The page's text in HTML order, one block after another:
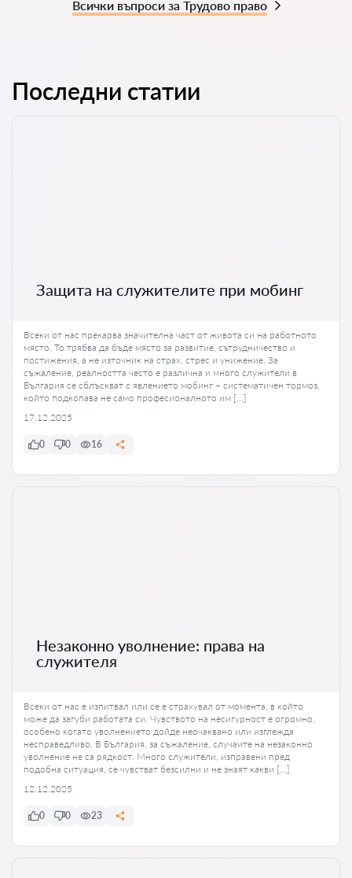
Всички въпроси за Трудово право
Последни статии
Защита на служителите при мобинг
Всеки от нас прекарва значителна част от живота си на работното
място. То трябва да бъде място за развитие, сътрудничество и
постижения, а не източник на страх, стрес и унижение. За
съжаление, реалността често е различна и много служители в
България се сблъскват с явлението мобинг – систематичен тормоз,
който подкопава не само професионалното им […]
17.12.2025
0 0 16
Незаконно уволнение: права на
служителя
Всеки от нас е изпитвал или се е страхувал от момента, в който
може да загуби работата си. Чувството на несигурност е огромно,
особено когато уволнението дойде неочаквано или изглежда
несправедливо. В България, за съжаление, случаите на незаконно
уволнение не са рядкост. Много служители, изправени пред
подобна ситуация, се чувстват безсилни и не знаят какви […]
12.12.2025
0 0 23